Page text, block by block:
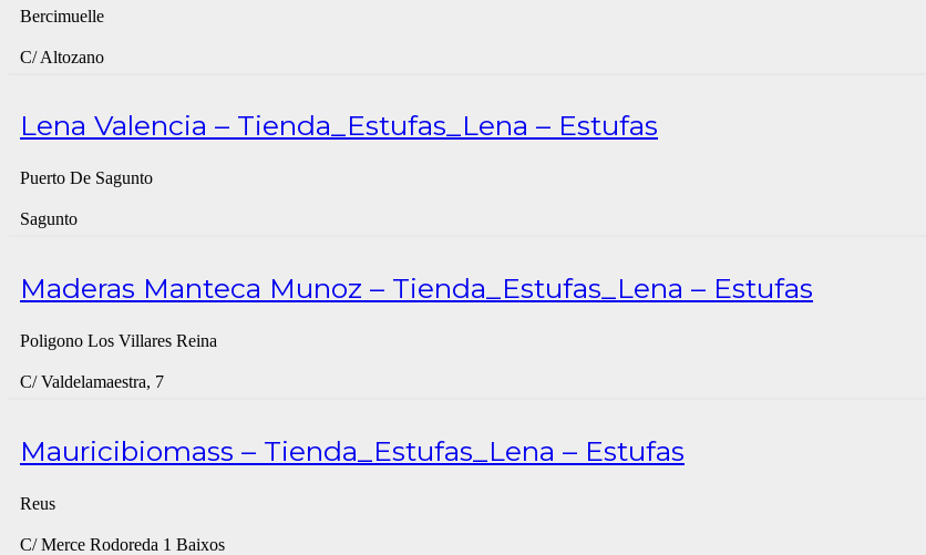
Bercimuelle
C/ Altozano
Lena Valencia – Tienda_Estufas_Lena – Estufas
Puerto De Sagunto
Sagunto
Maderas Manteca Munoz – Tienda_Estufas_Lena – Estufas
Poligono Los Villares Reina
C/ Valdelamaestra, 7
Mauricibiomass – Tienda_Estufas_Lena – Estufas
Reus
C/ Merce Rodoreda 1 Baixos